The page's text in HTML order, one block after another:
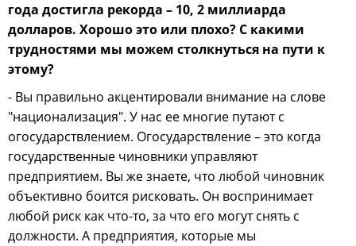
года достигла рекорда – 10, 2 миллиарда
долларов. Хорошо это или плохо? С какими
трудностями мы можем столкнуться на пути к
этому?
- Вы правильно акцентировали внимание на слове
"национализация". У нас ее многие путают с
огосударствлением. Огосударствление – это когда
государственные чиновники управляют
предприятием. Вы же знаете, что любой чиновник
объективно боится рисковать. Он воспринимает
любой риск как что-то, за что его могут снять с
должности. А предприятия, которые мы